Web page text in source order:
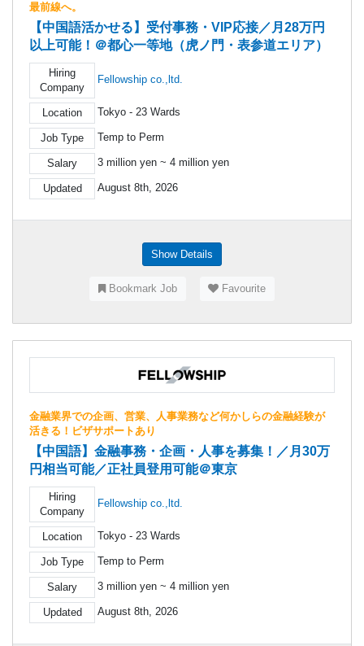
最前線へ。
【中国語活かせる】受付事務・VIP応接／月28万円
以上可能！＠都心一等地（虎ノ門・表参道エリア）
Hiring
Company
Fellowship co.,ltd.
Location Tokyo - 23 Wards
Job Type Temp to Perm
Salary 3 million yen ~ 4 million yen
Updated August 8th, 2026
Show Details
Bookmark Job Favourite
金融業界での企画、営業、人事業務など何かしらの金融経験が
活きる！ビザサポートあり
【中国語】金融事務・企画・人事を募集！／月30万
円相当可能／正社員登用可能＠東京
Hiring
Company
Fellowship co.,ltd.
Location Tokyo - 23 Wards
Job Type Temp to Perm
Salary 3 million yen ~ 4 million yen
Updated August 8th, 2026